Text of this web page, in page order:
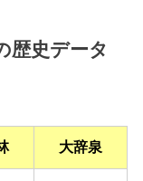
歴史データ
大辞泉